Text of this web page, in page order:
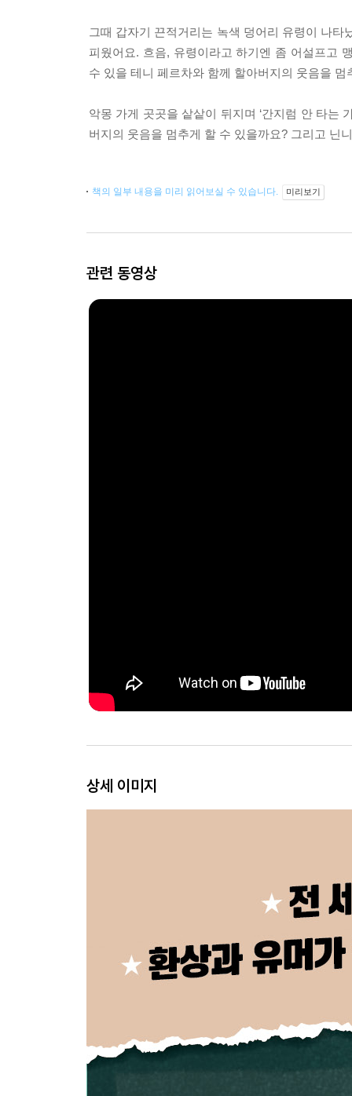
그때 갑자기 끈적거리는 녹색 덩어리 유령이 나
피웠어요. 흐음, 유령이라고 하기엔 좀 어설프고
수 있을 테니 페르차와 함께 할아버지의 웃음을
악몽 가게 곳곳을 샅샅이 뒤지며 ‘간지럼 안 타는
버지의 웃음을 멈추게 할 수 있을까요? 그리고 닌
책의 일부 내용을 미리 읽어보실 수 있습니다. 미리보기
관련 동영상
상세 이미지